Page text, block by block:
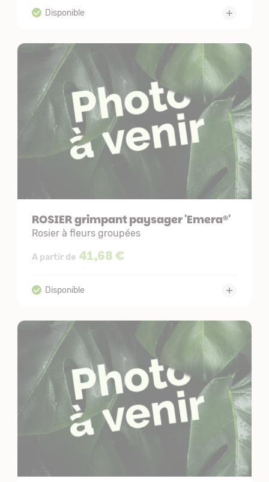
ROSIER grimpant paysager 'Emera®'
Rosier à fleurs groupées
A partir de 41,68 €